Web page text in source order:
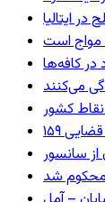
ایتالیا
مواج است
در کافه‌ها
می‌کنند
کشور
قضایی
از سانسور
محکوم شد